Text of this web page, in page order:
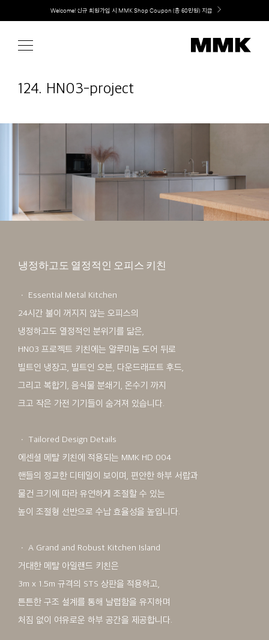
content
취향대로 완성하는 커스텀 아일랜드 키친, MMK The Island 출시
124. HN03-project
냉정하고도 열정적인 오피스 키친
ㆍ Essential Metal Kitchen
24시간 불이 꺼지지 않는 오피스의
냉정하고도 열정적인 분위기를 닮은,
HN03 프로젝트 키친에는 알루미늄 도어 뒤로
빌트인 냉장고, 빌트인 오븐, 다운드래프트 후드,
그리고 복합기, 음식물 분쇄기, 온수기 까지
크고 작은 가전 기기들이 숨겨져 있습니다.
ㆍ Tailored Design Details
에센셜 메탈 키친에 적용되는 MMK HD 004
핸들의 정교한 디테일이 보이며, 편안한 하부 서랍과
물건 크기에 따라 유연하게 조절할 수 있는
높이 조절형 선반으로 수납 효율성을 높입니다.
ㆍ A Grand and Robust Kitchen Island
거대한 메탈 아일랜드 키친은
3m x 1.5m 규격의 STS 상판을 적용하고,
튼튼한 구조 설계를 통해 날렵함을 유지하며
처짐 없이 여유로운 하부 공간을 제공합니다.